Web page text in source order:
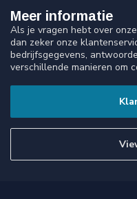
Meer informatie
Als je vragen hebt over
dan zeker onze
bedrijfsgegevens,
verschillende manieren om